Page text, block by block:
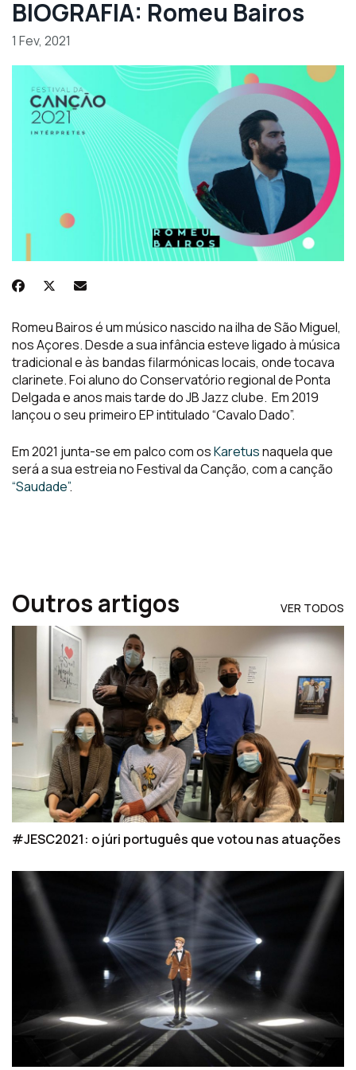
BIOGRAFIA: Romeu Bairos
1 Fev, 2021
Romeu Bairos é um músico nascido na ilha de São Miguel,
nos Açores. Desde a sua infância esteve ligado à música
tradicional e às bandas filarmónicas locais, onde tocava
clarinete. Foi aluno do Conservatório regional de Ponta
Delgada e anos mais tarde do JB Jazz clube. Em 2019
lançou o seu primeiro EP intitulado “Cavalo Dado”.
Em 2021 junta-se em palco com osKaretusnaquela que
será a sua estreia no Festival da Canção, com a canção
“Saudade”.
Outros artigos VER TODOS
#JESC2021: o júri português que votou nas atuações